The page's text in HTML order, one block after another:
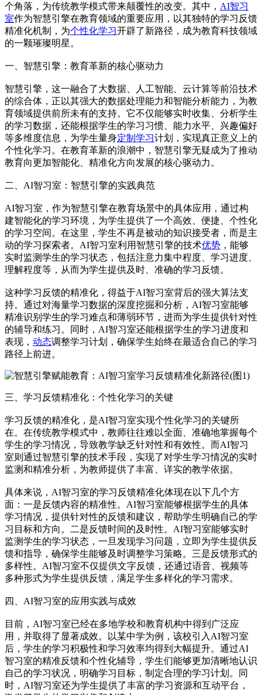
个角落，为传统教学模式带来颠覆性的改变。其中， AI智习
室作为智慧引擎在教育领域的重要应用，以其独特的学习反馈
精准化机制，为个性化学习开辟了新路径，成为教育科技领域
的一颗璀璨明星。
一、智慧引擎：教育革新的核心驱动力
智慧引擎，这一融合了大数据、人工智能、云计算等前沿技术
的综合体，正以其强大的数据处理能力和智能分析能力，为教
育领域提供前所未有的支持。它不仅能够实时收集、分析学生
的学习数据，还能根据学生的学习习惯、能力水平、兴趣偏好
等多维度信息，为学生量身定制学习计划，实现真正意义上的
个性化学习。在教育革新的浪潮中，智慧引擎无疑成为了推动
教育向更加智能化、精准化方向发展的核心驱动力。
二、AI智习室：智慧引擎的实践典范
AI智习室，作为智慧引擎在教育场景中的具体应用，通过构
建智能化的学习环境，为学生提供了一个高效、便捷、个性化
的学习空间。在这里，学生不再是被动的知识接受者，而是主
动的学习探索者。AI智习室利用智慧引擎的技术优势 ，能够
实时监测学生的学习状态，包括注意力集中程度、学习进度、
理解程度等，从而为学生提供及时、准确的学习反馈。
这种学习反馈的精准化，得益于AI智习室背后的强大算法支
持。通过对海量学习数据的深度挖掘和分析，AI智习室能够
精准识别学生的学习难点和薄弱环节，进而为学生提供针对性
的辅导和练习。同时，AI智习室还能根据学生的学习进度和
表现， 动态调整学习计划，确保学生始终在最适合自己的学习
路径上前进。
三、学习反馈精准化：个性化学习的关键
学习反馈的精准化，是AI智习室实现个性化学习的关键所
在。在传统教学模式中，教师往往难以全面、准确地掌握每个
学生的学习情况，导致教学缺乏针对性和有效性。而AI智习
室则通过智慧引擎的技术手段，实现了对学生学习情况的实时
监测和精准分析，为教师提供了丰富、详实的教学依据。
具体来说，AI智习室的学习反馈精准化体现在以下几个方
面：一是反馈内容的精准性。AI智习室能够根据学生的具体
学习情况，提供针对性的反馈和建议，帮助学生明确自己的学
习目标和方向。二是反馈时间的及时性。AI智习室能够实时
监测学生的学习状态，一旦发现学习问题，立即为学生提供反
馈和指导，确保学生能够及时调整学习策略。三是反馈形式的
多样性。AI智习室不仅提供文字反馈，还通过语音、视频等
多种形式为学生提供反馈，满足学生多样化的学习需求。
四、AI智习室的应用实践与成效
目前，AI智习室已经在多地学校和教育机构中得到广泛应
用，并取得了显著成效。以某中学为例，该校引入AI智习室
后，学生的学习积极性和学习效率均得到大幅提升。通过AI
智习室的精准反馈和个性化辅导，学生们能够更加清晰地认识
自己的学习状况，明确学习目标，制定合理的学习计划。同
时，AI智习室还为学生提供了丰富的学习资源和互动平台，